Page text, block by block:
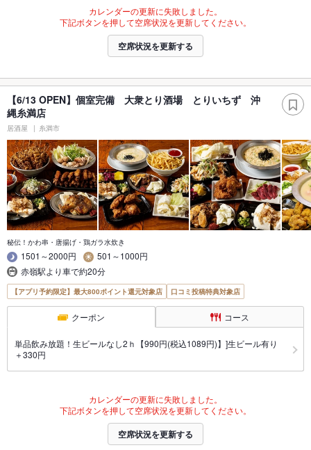
カレンダーの更新に失敗しました。
下記ボタンを押して空席状況を更新してください。
空席状況を更新する
【6/13 OPEN】個室完備 大衆とり酒場 とりいちず 沖
縄糸満店
居酒屋 糸満市
秘伝！かわ串・唐揚げ・鶏ガラ水炊き
1501～2000円
501～1000円
赤嶺駅より車で約20分
【アプリ予約限定】最大800ポイント還元対象店 口コミ投稿特典対象店
クーポン コース
単品飲み放題！生ビールなし2ｈ【990円(税込1089円)】]生ビール有り
＋330円
カレンダーの更新に失敗しました。
下記ボタンを押して空席状況を更新してください。
空席状況を更新する